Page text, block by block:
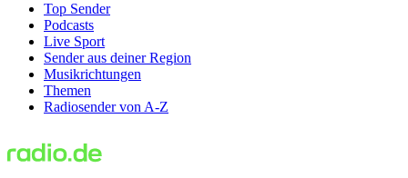
Top Sender
Podcasts
Live Sport
Sender aus deiner Region
Musikrichtungen
Themen
Radiosender von A-Z